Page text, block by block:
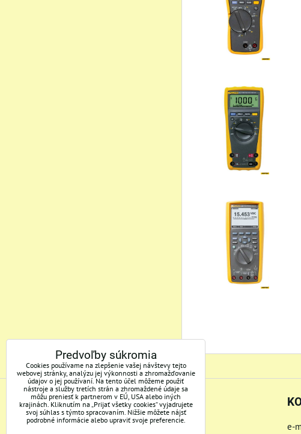
ADRESA
Mertec, s.r.o. e-
Predvoľby súkromia
Cookies používame na zlepšenie vašej návštevy tejto
webovej stránky, analýzu jej výkonnosti a zhromažďovanie
údajov o jej používaní. Na tento účel môžeme použiť
nástroje a služby tretích strán a zhromaždené údaje sa
môžu preniesť k partnerom v EÚ, USA alebo iných
krajinách. Kliknutím na „Prijať všetky cookies“ vyjadrujete
svoj súhlas s týmto spracovaním. Nižšie môžete nájsť
podrobné informácie alebo upraviť svoje preferencie.